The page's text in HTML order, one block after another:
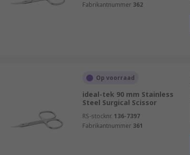
Fabrikantnummer 362
Op voorraad
ideal-tek 90 mm Stainless
Steel Surgical Scissor
RS-stocknr. 136-7397
Fabrikantnummer 361